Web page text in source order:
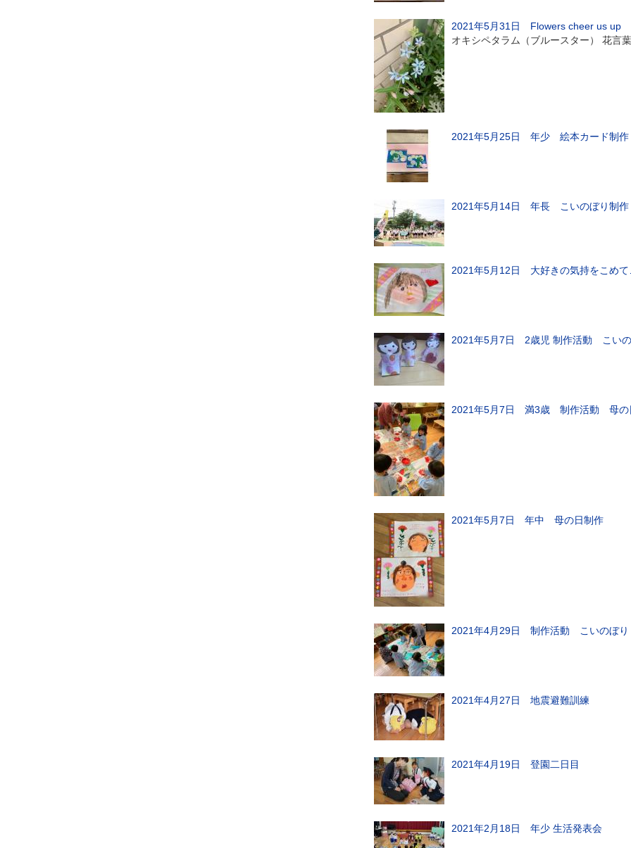
2021年5月31日 Flowers cheer us up
オキシペタラム（ブルースター） 花
2021年5月25日 年少 絵本カード制作
2021年5月14日 年長 こいのぼり制作
2021年5月12日 大好きの気持をこ
2021年5月7日 2歳児 制作活動 こいの
2021年5月7日 満3歳 制作活動 母の
2021年5月7日 年中 母の日制作
2021年4月29日 制作活動 こいのぼり
2021年4月27日 地震避難訓練
2021年4月19日 登園二日目
2021年2月18日 年少 生活発表会